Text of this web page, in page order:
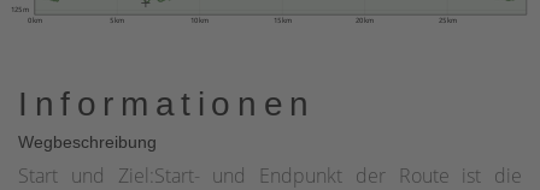
0 km 5 km 10 km 15 km 20 km 25 km
125 m
Informationen
Wegbeschreibung
Start und Ziel:Start- und Endpunkt der Route ist die